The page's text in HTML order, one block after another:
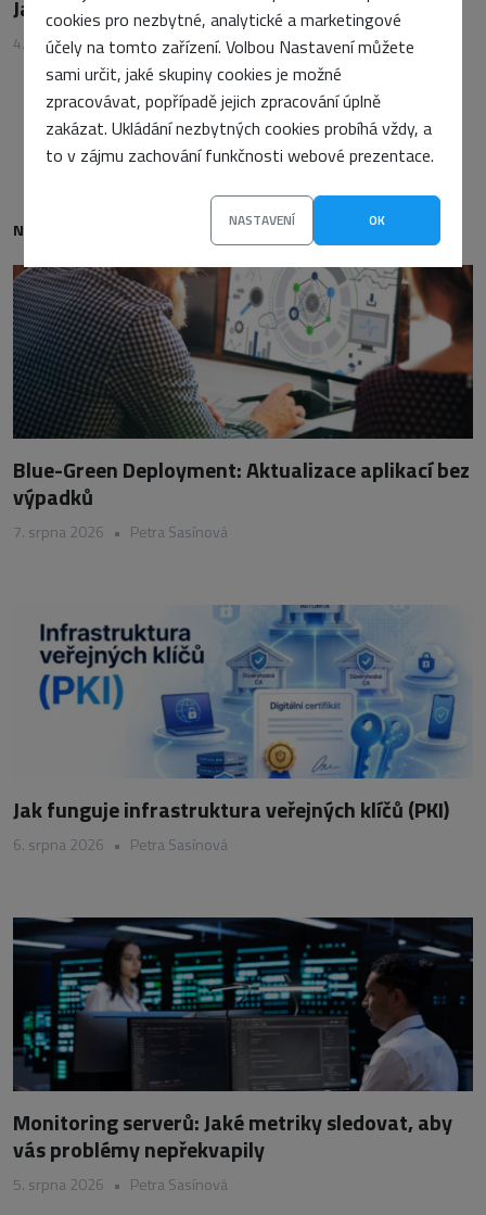
cookies pro nezbytné, analytické a marketingové
účely na tomto zařízení. Volbou Nastavení můžete
sami určit, jaké skupiny cookies je možné
zpracovávat, popřípadě jejich zpracování úplně
zakázat. Ukládání nezbytných cookies probíhá vždy, a
to v zájmu zachování funkčnosti webové prezentace.
NASTAVENÍ OK
Jak chránit osobní data při používání AI nástrojů
4. prosince 2025 • Petra Sasínová
NEJNOVĚJŠÍ
Blue-Green Deployment: Aktualizace aplikací bez
výpadků
7. srpna 2026 • Petra Sasínová
Jak funguje infrastruktura veřejných klíčů (PKI)
6. srpna 2026 • Petra Sasínová
Monitoring serverů: Jaké metriky sledovat, aby
vás problémy nepřekvapily
5. srpna 2026 • Petra Sasínová